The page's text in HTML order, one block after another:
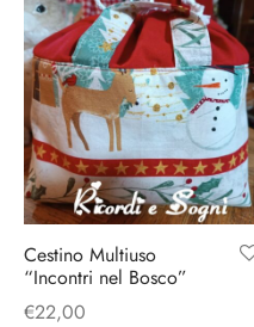
Cestino Multiuso
“Incontri nel Bosco”
€22,00
Decorativi